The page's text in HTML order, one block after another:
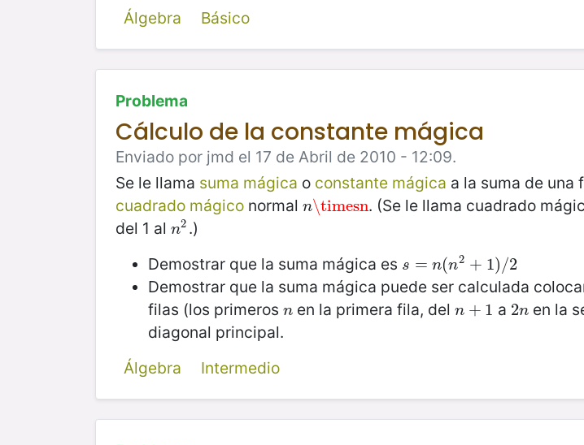
Álgebra
Básico
Problema
Cálculo de la constante mágica
Enviado por jmd el 17 de Abril de 2010 - 12:09.
Se le llama suma mágica o constante mágica a la suma de una
cuadrado mágico normal n\timesn
n\timesn . (Se le llama cuadrado
del 1 al n2
n2.)
Demostrar que la suma mágica es s = n(n2 + 1) /2
s =n (n2+ 1)/ 2
Demostrar que la suma mágica puede ser calculada
filas (los primeros n
n en la primera fila, deln + 1
n+1 a 2n
2n en la
diagonal principal.
Álgebra
Intermedio